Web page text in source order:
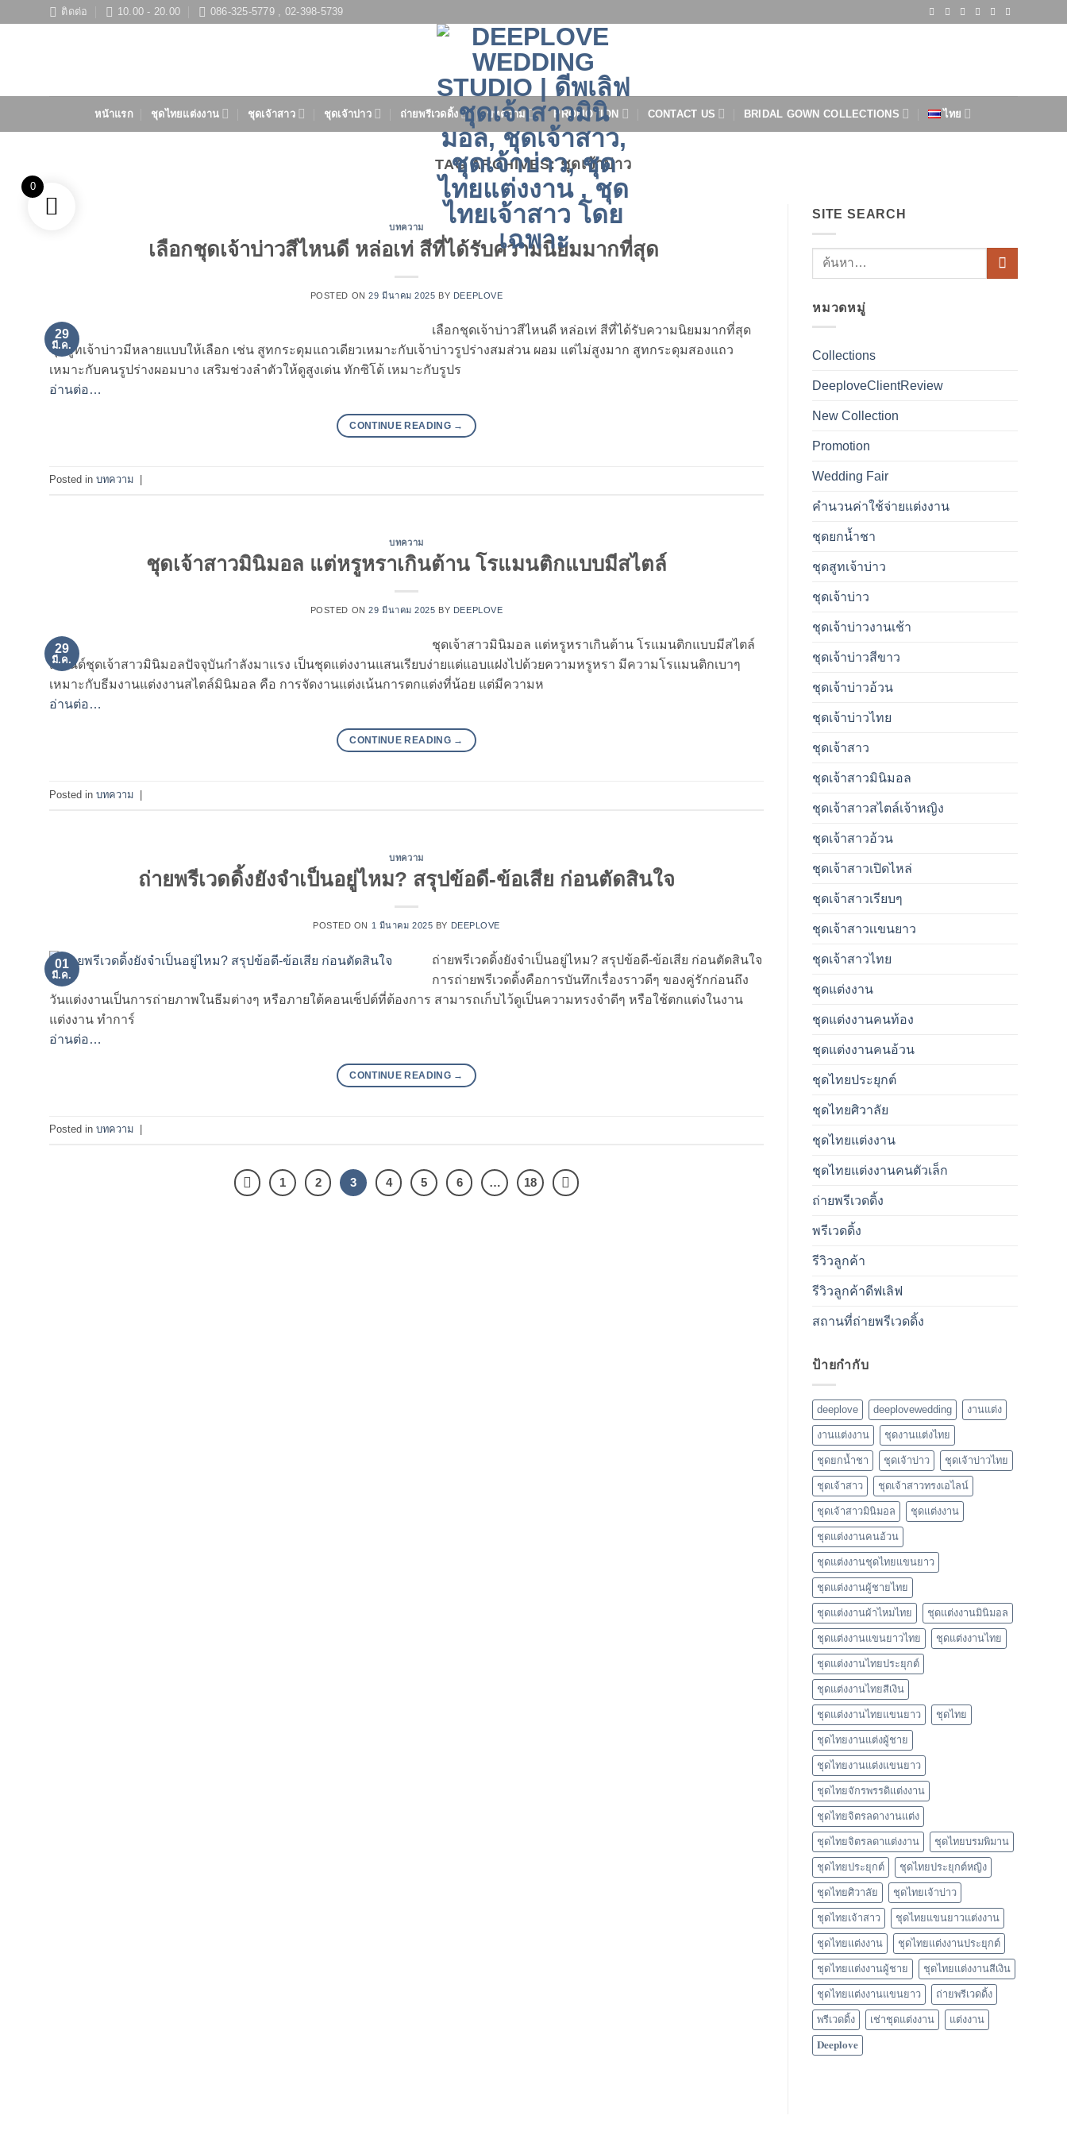
ติดต่อ 10.00 - 20.00 086-325-5779 , 02-398-5739
หน้าแรก ชุดไทยแต่งงาน ชุดเจ้าสาว ชุดเจ้าบ่าว ถ่ายพรีเวดดิ้ง บทความ PROMOTION CONTACT US BRIDAL GOWN COLLECTIONS ไทย
TAG ARCHIVES:ชุดเจ้าบ่าว
บทความ
เลือกชุดเจ้าบ่าวสีไหนดี หล่อเท่ สีที่ได้รับความนิยมมากที่สุด
POSTED ON29 มีนาคม 2025 BY DEEPLOVE
29
มี.ค.
เลือกชุดเจ้าบ่าวสีไหนดี หล่อเท่ สีที่ได้รับความนิยมมากที่สุด
ชุดสูทเจ้าบ่าวมีหลายแบบให้เลือก เช่น สูทกระดุมแถวเดียวเหมาะกับเจ้าบ่าวรูปร่างสมส่วน ผอม แต่ไม่สูงมาก สูทกระดุมสองแถว
เหมาะกับคนรูปร่างผอมบาง เสริมช่วงลำตัวให้ดูสูงเด่น ทักซิโด้ เหมาะกับรูปร
อ่านต่อ…
CONTINUE READING →
Posted in บทความ
บทความ
ชุดเจ้าสาวมินิมอล แต่หรูหราเกินต้าน โรแมนติกแบบมีสไตล์
POSTED ON29 มีนาคม 2025 BY DEEPLOVE
29
มี.ค.
ชุดเจ้าสาวมินิมอล แต่หรูหราเกินต้าน โรแมนติกแบบมีสไตล์
เทรนด์ชุดเจ้าสาวมินิมอลปัจจุบันกำลังมาแรง เป็นชุดแต่งงานแสนเรียบง่ายแต่แอบแฝงไปด้วยความหรูหรา มีความโรแมนติกเบาๆ
เหมาะกับธีมงานแต่งงานสไตล์มินิมอล คือ การจัดงานแต่งเน้นการตกแต่งที่น้อย แต่มีความห
อ่านต่อ…
CONTINUE READING →
Posted in บทความ
บทความ
ถ่ายพรีเวดดิ้งยังจำเป็นอยู่ไหม? สรุปข้อดี-ข้อเสีย ก่อนตัดสินใจ
POSTED ON 1 มีนาคม 2025 BY DEEPLOVE
01
มี.ค.
ถ่ายพรีเวดดิ้งยังจำเป็นอยู่ไหม? สรุปข้อดี-ข้อเสีย ก่อนตัดสินใจ
การถ่ายพรีเวดดิ้งคือการบันทึกเรื่องราวดีๆ ของคู่รักก่อนถึง
วันแต่งงานเป็นการถ่ายภาพในธีมต่างๆ หรือภายใต้คอนเซ็ปต์ที่ต้องการ สามารถเก็บไว้ดูเป็นความทรงจำดีๆ หรือใช้ตกแต่งในงาน
แต่งงาน ทำการ์
อ่านต่อ…
CONTINUE READING →
Posted in บทความ
1 2 3 4 5 6 … 18
SITE SEARCH
หมวดหมู่
Collections
DeeploveClientReview
New Collection
Promotion
Wedding Fair
คำนวนค่าใช้จ่ายแต่งงาน
ชุดยกน้ำชา
ชุดสูทเจ้าบ่าว
ชุดเจ้าบ่าว
ชุดเจ้าบ่าวงานเช้า
ชุดเจ้าบ่าวสีขาว
ชุดเจ้าบ่าวอ้วน
ชุดเจ้าบ่าวไทย
ชุดเจ้าสาว
ชุดเจ้าสาวมินิมอล
ชุดเจ้าสาวสไตล์เจ้าหญิง
ชุดเจ้าสาวอ้วน
ชุดเจ้าสาวเปิดไหล่
ชุดเจ้าสาวเรียบๆ
ชุดเจ้าสาวเเขนยาว
ชุดเจ้าสาวไทย
ชุดแต่งงาน
ชุดแต่งงานคนท้อง
ชุดแต่งงานคนอ้วน
ชุดไทยประยุกต์
ชุดไทยศิวาลัย
ชุดไทยแต่งงาน
ชุดไทยแต่งงานคนตัวเล็ก
ถ่ายพรีเวดดิ้ง
พรีเวดดิ้ง
รีวิวลูกค้า
รีวิวลูกค้าดีฟเลิฟ
สถานที่ถ่ายพรีเวดดิ้ง
ป้ายกำกับ
deeplove deeplovewedding งานแต่ง
งานแต่งงาน ชุดงานแต่งไทย
ชุดยกน้ำชา ชุดเจ้าบ่าว ชุดเจ้าบ่าวไทย
ชุดเจ้าสาว ชุดเจ้าสาวทรงเอไลน์
ชุดเจ้าสาวมินิมอล ชุดแต่งงาน
ชุดแต่งงานคนอ้วน
ชุดแต่งงานชุดไทยแขนยาว
ชุดแต่งงานผู้ชายไทย
ชุดแต่งงานผ้าไหมไทย ชุดแต่งงานมินิมอล
ชุดแต่งงานแขนยาวไทย ชุดแต่งงานไทย
ชุดแต่งงานไทยประยุกต์
ชุดแต่งงานไทยสีเงิน
ชุดแต่งงานไทยแขนยาว ชุดไทย
ชุดไทยงานแต่งผู้ชาย
ชุดไทยงานแต่งแขนยาว
ชุดไทยจักรพรรดิแต่งงาน
ชุดไทยจิตรลดางานแต่ง
ชุดไทยจิตรลดาแต่งงาน ชุดไทยบรมพิมาน
ชุดไทยประยุกต์ ชุดไทยประยุกต์หญิง
ชุดไทยศิวาลัย ชุดไทยเจ้าบ่าว
ชุดไทยเจ้าสาว ชุดไทยแขนยาวแต่งงาน
ชุดไทยแต่งงาน ชุดไทยแต่งงานประยุกต์
ชุดไทยแต่งงานผู้ชาย ชุดไทยแต่งงานสีเงิน
ชุดไทยแต่งงานแขนยาว ถ่ายพรีเวดดิ้ง
พรีเวดดิ้ง เช่าชุดแต่งงาน แต่งงาน
𝐃𝐞𝐞𝐩𝐥𝐨𝐯𝐞
0